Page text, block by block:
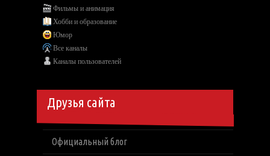
Фильмы и анимация
Хобби и образование
Юмор
Все каналы
Каналы пользователей
Друзья сайта
Официальный блог